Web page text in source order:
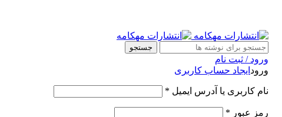
جستجو
ورود / ثبت نام
ورود ایجاد حساب کاربری
نام کاربری یا آدرس ایمیل *
رمز عبور *